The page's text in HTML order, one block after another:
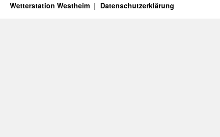
Wetterstation Westheim Datenschutzerklärung